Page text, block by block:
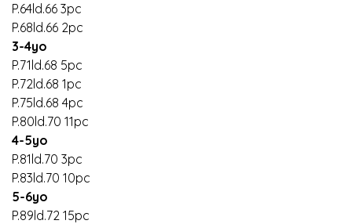
P.64ld.66 3pc
P.68ld.66 2pc
3-4yo
P.71ld.68 5pc
P.72ld.68 1pc
P.75ld.68 4pc
P.80ld.70 11pc
4-5yo
P.81ld.70 3pc
P.83ld.70 10pc
5-6yo
P.89ld.72 15pc